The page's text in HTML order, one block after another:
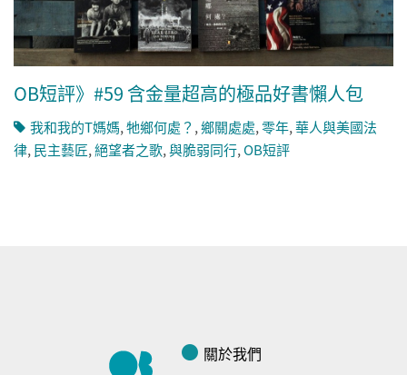
OB短評》#59 含金量超高的極品好書懶人包
我和我的T媽媽,牠鄉何處？ ,鄉關處處,零年,華人與美國法
律,民主藝匠,絕望者之歌,與脆弱同行,OB短評
關於我們